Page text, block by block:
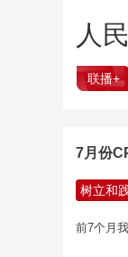
人
联播+
7月份
树立和
前7个月